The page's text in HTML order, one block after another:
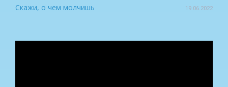
Скажи, о чем молчишь 19.06.2022